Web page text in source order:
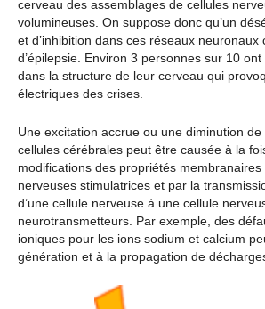
cerveau des assemblages de cellules
volumineuses. On suppose donc qu’un
et d’inhibition dans ces réseaux neuronaux
d’épilepsie. Environ 3 personnes sur 10
dans la structure de leur cerveau qui
électriques des crises.
Une excitation accrue ou une diminution de
cellules cérébrales peut être causée à la
modifications des propriétés membranaires
nerveuses stimulatrices et par la
d’une cellule nerveuse à une cellule
neurotransmetteurs. Par exemple, des
ioniques pour les ions sodium et calcium
génération et à la propagation de